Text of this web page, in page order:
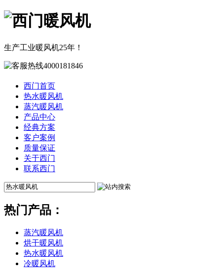
生产工业暖风机25年！
西门首页
热水暖风机
蒸汽暖风机
产品中心
经典方案
客户案例
质量保证
关于西门
联系西门
热门产品：
蒸汽暖风机
烘干暖风机
热水暖风机
冷暖风机